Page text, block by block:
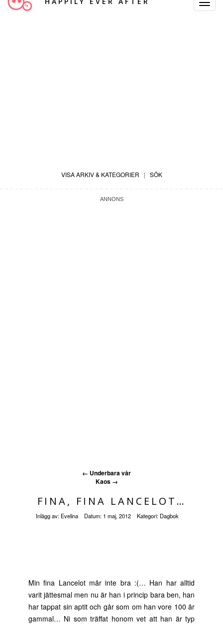
Toggle
VISA ARKIV & KATEGORIER | SÖK
← Underbara vår
Kaos →
FINA, FINA LANCELOT…
Inlägg av: Evelina Datum: 1 maj, 2012 Kategori: Dagbok
Min fina Lancelot mår inte bra :(… Han har alltid
varit jättesmal men nu är han i princip bara ben, han
har tappat sin aptit och går som om han vore 100 år
gammal… Ni som träffat honom vet att han är typ